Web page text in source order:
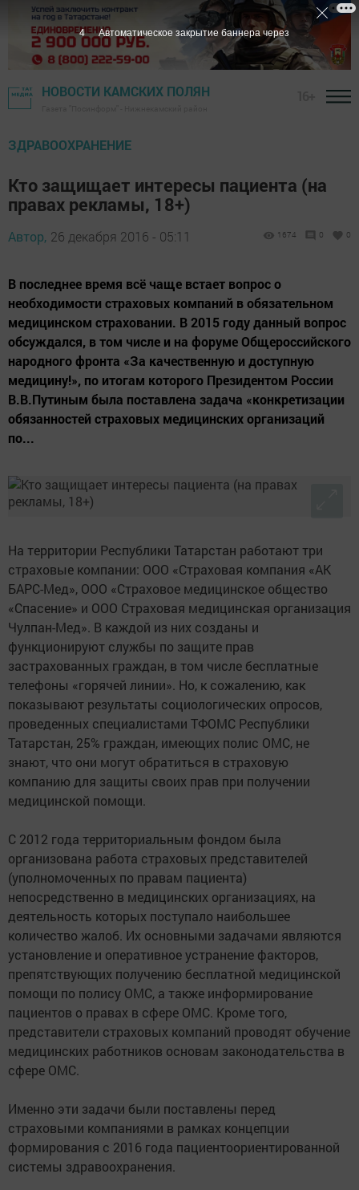
НОВОСТИ КАМСКИХ ПОЛЯН
ЗДРАВООХРАНЕНИЕ
Кто защищает интересы пациента (на
правах рекламы, 18+)
Автор, 26 декабря 2016 - 05:11 1674 0 0
В последнее время всё чаще встает вопрос о
необходимости страховых компаний в обязательном
медицинском страховании. В 2015 году данный вопрос
обсуждался, в том числе и на форуме Общероссийского
народного фронта «За качественную и доступную
медицину!», по итогам которого Президентом России
В.В.Путиным была поставлена задача «конкретизации
обязанностей страховых медицинских организаций
по...
На территории Республики Татарстан работают три
страховые компании: ООО «Страховая компания «АК
БАРС-Мед», ООО «Страховое медицинское общество
«Спасение» и ООО Страховая медицинская организация
Чулпан-Мед». В каждой из них созданы и
функционируют службы по защите прав
застрахованных граждан, в том числе бесплатные
телефоны «горячей линии». Но, к сожалению, как
показывают результаты социологических опросов,
проведенных специалистами ТФОМС Республики
Татарстан, 25% граждан, имеющих полис ОМС, не
знают, что они могут обратиться в страховую
компанию для защиты своих прав при получении
медицинской помощи.
С 2012 года территориальным фондом была
организована работа страховых представителей
(уполномоченных по правам пациента)
непосредственно в медицинских организациях, на
деятельность которых поступало наибольшее
количество жалоб. Их основными задачами являются
установление и оперативное устранение факторов,
препятствующих получению бесплатной медицинской
помощи по полису ОМС, а также информирование
пациентов о правах в сфере ОМС. Кроме того,
представители страховых компаний проводят обучение
медицинских работников основам законодательства в
сфере ОМС.
Именно эти задачи были поставлены перед
страховыми компаниями в рамках концепции
формирования с 2016 года пациентоориентированной
системы здравоохранения.
3 Автоматическое закрытие баннера через